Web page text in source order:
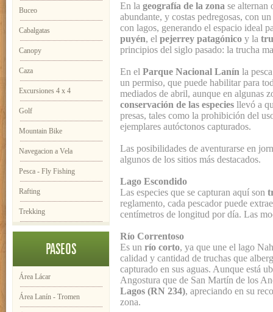
Buceo
Cabalgatas
Canopy
Caza
Excursiones 4 x 4
Golf
Mountain Bike
Navegacion a Vela
Pesca - Fly Fishing
Rafting
Trekking
PASEOS
Área Lácar
Área Lanín - Tromen
En la geografía de la zona se alternan
abundante, y costas pedregosas, con
con lagos, generando el espacio ideal
puyén, el pejerrey patagónico y la
principios del siglo pasado: la trucha
En el Parque Nacional Lanín la
un permiso, que puede habilitar para
mediados de abril, aunque en algunas
conservación de las especies llevó a
presas, tales como la prohibición del
ejemplares autóctonos capturados.
Las posibilidades de aventurarse en
algunos de los sitios más destacados.
Lago Escondido
Las especies que se capturan aquí son
reglamento, cada pescador puede
centímetros de longitud por día. Las
Río Correntoso
Es un río corto, ya que une el lago
calidad y cantidad de truchas que
capturado en sus aguas. Aunque está
Angostura que de San Martín de los
Lagos (RN 234), apreciando en su
zona.